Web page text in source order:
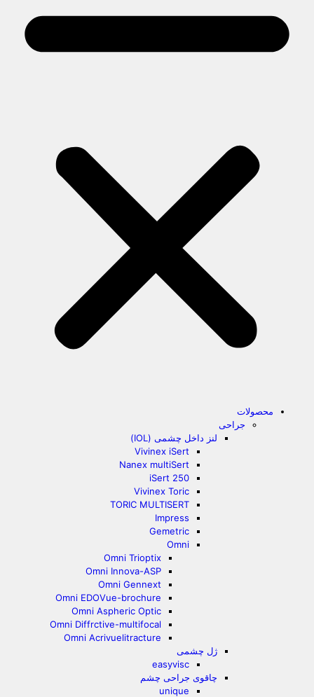
محصولات
جراحی
لنز داخل چشمی (IOL)
Vivinex iSert
Nanex multiSert
iSert 250
Vivinex Toric
TORIC MULTISERT
Impress
Gemetric
Omni
Omni Trioptix
Omni Innova-ASP
Omni Gennext
Omni EDOVue-brochure
Omni Aspheric Optic
Omni Diffrctive-multifocal
Omni Acrivuelitracture
ژل چشمی
easyvisc
چاقوی جراحی چشم
unique